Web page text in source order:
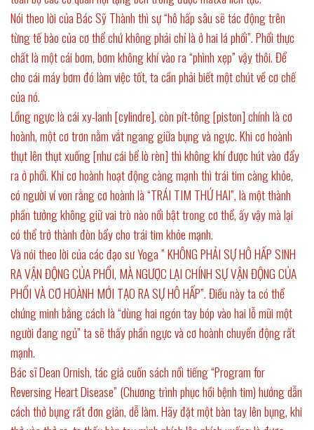
Nói theo lời của Bác Sỹ Thành thì sự “hô hấp sâu sẽ tác động trên
từng tế bào của cơ thể chứ không phải chỉ là ở hai lá phổi”. Phổi thực
chất là một cái bơm, bơm không khí vào ra “phình xẹp” vậy thôi. Để
cho cái máy bơm đó làm việc tốt, ta cần phải biết một chút về cơ chế
của nó.
Lồng ngực là cái xy-lanh [cylindre], còn pít-tông [piston] chính là cơ
hoành, một cơ trơn nằm vắt ngang giữa bụng và ngực. Khi cơ hoành
thụt lên thụt xuống [như cái bể lò rèn] thì không khí được hút vào đẩy
ra ở phổi. Khi cơ hoành hoạt động càng mạnh thì trái tim càng khỏe,
có người ví von rằng cơ hoành là “TRÁI TIM THỨ HAI”, là một thành
phần tưởng không giữ vai trò nào nổi bật trong cơ thể, ấy vậy mà lại
có thể trở thành đòn bẩy cho trái tim khỏe mạnh.
Và nói theo lời của các đạo sư Yoga ” KHÔNG PHẢI SỰ HÔ HẤP SINH
RA VẬN ĐỘNG CỦA PHỔI, MÀ NGƯỢC LẠI CHÍNH SỰ VẬN ĐỘNG CỦA
PHỔI VÀ CƠ HOÀNH MỚI TẠO RA SỰ HÔ HẤP”. Điều này ta có thể
chứng minh bằng cách là “dùng hai ngón tay bóp vào hai lỗ mũi một
người đang ngủ” ta sẽ thấy phần ngực và cơ hoành chuyển động rất
mạnh.
Bác sĩ Dean Ornish, tác giả cuốn sách nổi tiếng “Program for
Reversing Heart Disease” (Chương trình phục hồi bệnh tim) hướng dẫn
cách thở bụng rất đơn giản, dễ làm. Hãy đặt một bàn tay lên bụng, khi